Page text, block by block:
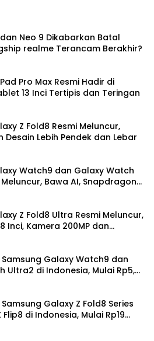
Neo 9 Dikabarkan Batal
realme Terancam Berakhir?
Pro Max Resmi Hadir di
13 Inci Tertipis dan Teringan
Z Fold8 Resmi Meluncur,
Desain Lebih Pendek dan Lebar
Watch9 dan Galaxy Watch
Bawa AI, Snapdragon
Fitur Kesehatan Baru
Z Fold8 Ultra Resmi Meluncur,
Inci, Kamera 200MP dan
Elite Gen 5
Samsung Galaxy Watch9 dan
Ultra2 di Indonesia, Mulai Rp5,9
Galaxy Z Fold8 Series
di Indonesia, Mulai Rp19